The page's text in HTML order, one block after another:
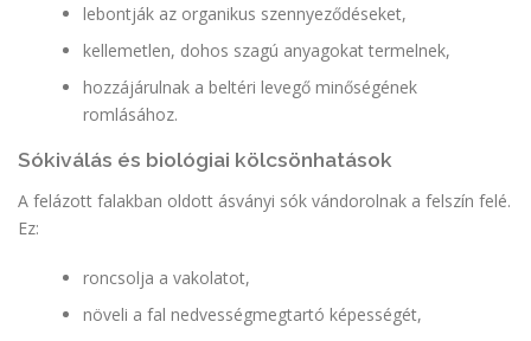
lebontják az organikus szennyeződéseket,
kellemetlen, dohos szagú anyagokat termelnek,
hozzájárulnak a beltéri levegő minőségének
romlásához.
Sókiválás és biológiai kölcsönhatások
A felázott falakban oldott ásványi sók vándorolnak a felszín felé.
Ez:
roncsolja a vakolatot,
növeli a fal nedvességmegtartó képességét,